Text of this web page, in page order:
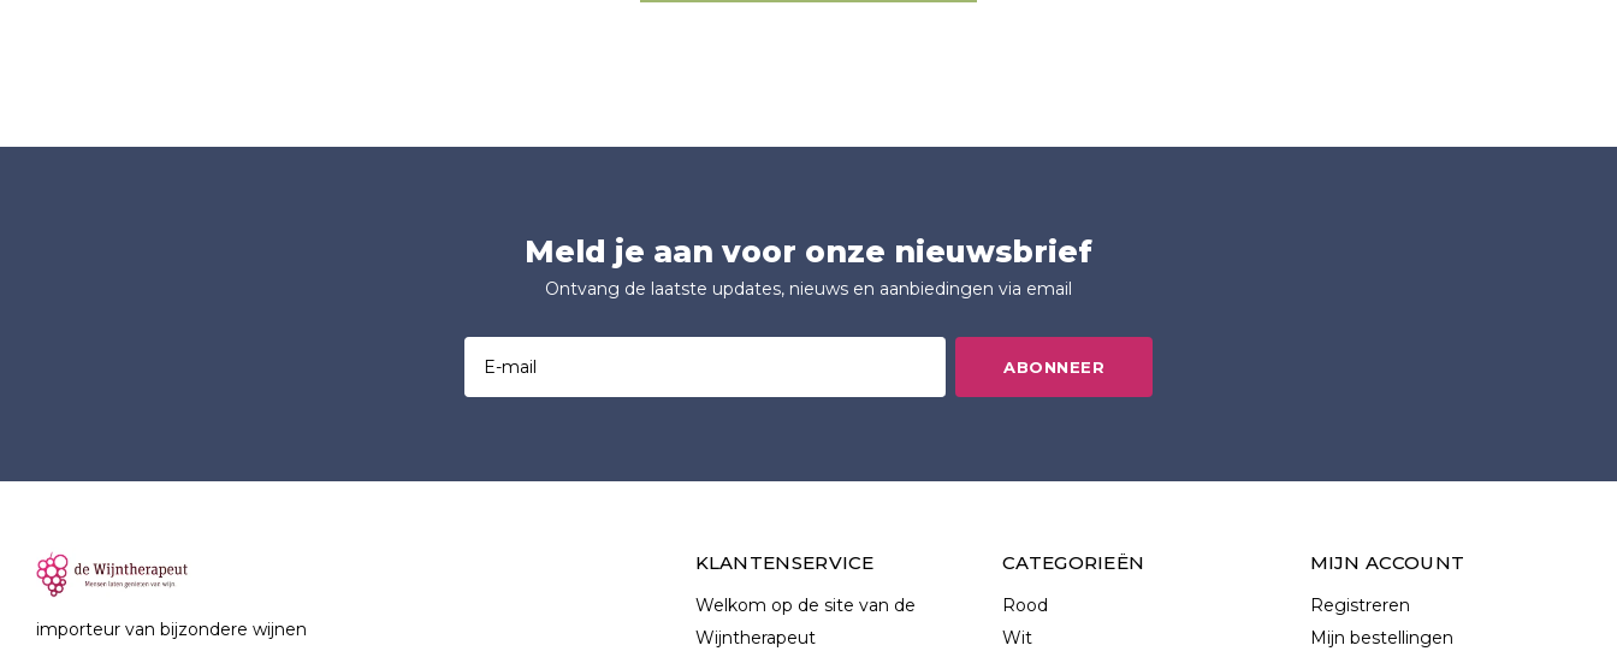
Meld je aan voor onze nieuwsbrief
Ontvang de laatste updates, nieuws en aanbiedingen via email
ABONNEER
importeur van bijzondere wijnen
KLANTENSERVICE
Welkom op de site van de
Wijntherapeut
CATEGORIEËN
Rood
Wit
MIJN ACCOUNT
Registreren
Mijn bestellingen